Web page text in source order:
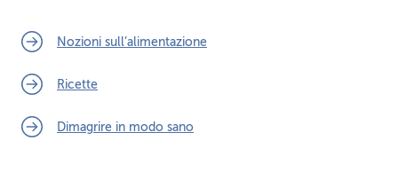
Nozioni sull’alimentazione
Ricette
Dimagrire in modo sano